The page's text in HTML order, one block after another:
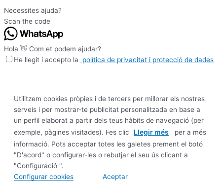
Necessites ajuda?
Scan the code
Hola 👋 Com et podem ajudar?
He llegit i accepto la
política de privacitat i protecció de dades
Utilitzem cookies pròpies i de tercers per millorar els nostres
serveis i per mostrar-te publicitat personalitzada en base a
un perfil elaborat a partir dels teus hàbits de navegació (per
exemple, pàgines visitades). Fes clic
Llegir més
per a més
informació. Pots acceptar totes les galetes prement el botó
"D'acord" o configurar-les o rebutjar el seu ús clicant a
"Configuració ".
Configurar cookies
Aceptar